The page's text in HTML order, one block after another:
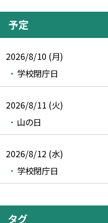
予定
2026/8/10 (月)
学校閉庁日
2026/8/11 (火)
山の日
2026/8/12 (水)
学校閉庁日
タグ